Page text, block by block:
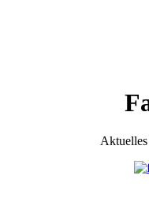
Aktuelles